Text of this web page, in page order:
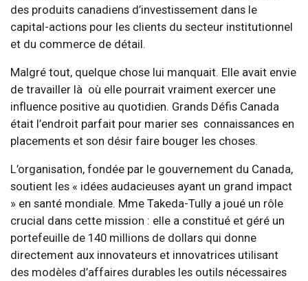
des produits canadiens d’investissement dans le
capital-actions pour les clients du secteur institutionnel
et du commerce de détail.
Malgré tout, quelque chose lui manquait. Elle avait envie
de travailler là où elle pourrait vraiment exercer une
influence positive au quotidien. Grands Défis Canada
était l’endroit parfait pour marier ses connaissances en
placements et son désir faire bouger les choses.
L’organisation, fondée par le gouvernement du Canada,
soutient les « idées audacieuses ayant un grand impact
» en santé mondiale. Mme Takeda-Tully a joué un rôle
crucial dans cette mission : elle a constitué et géré un
portefeuille de 140 millions de dollars qui donne
directement aux innovateurs et innovatrices utilisant
des modèles d’affaires durables les outils nécessaires